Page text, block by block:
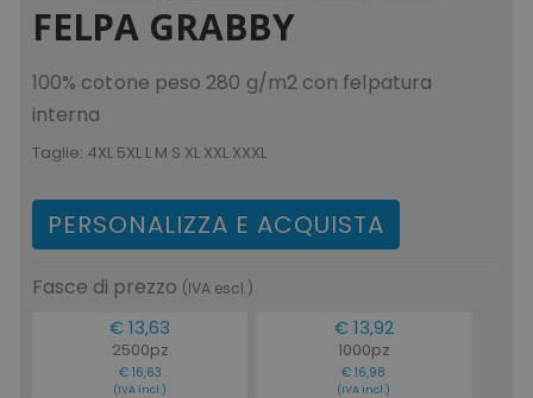
FELPA GRABBY
100% cotone peso 280 g/m2 con felpatura
interna
Taglie: 4XL 5XL L M S XL XXL XXXL
PERSONALIZZA E ACQUISTA
Fasce di prezzo (IVA escl.)
€ 13,63
2500pz
€ 16,63
(IVA incl.)
€ 13,92
1000pz
€ 16,98
(IVA incl.)